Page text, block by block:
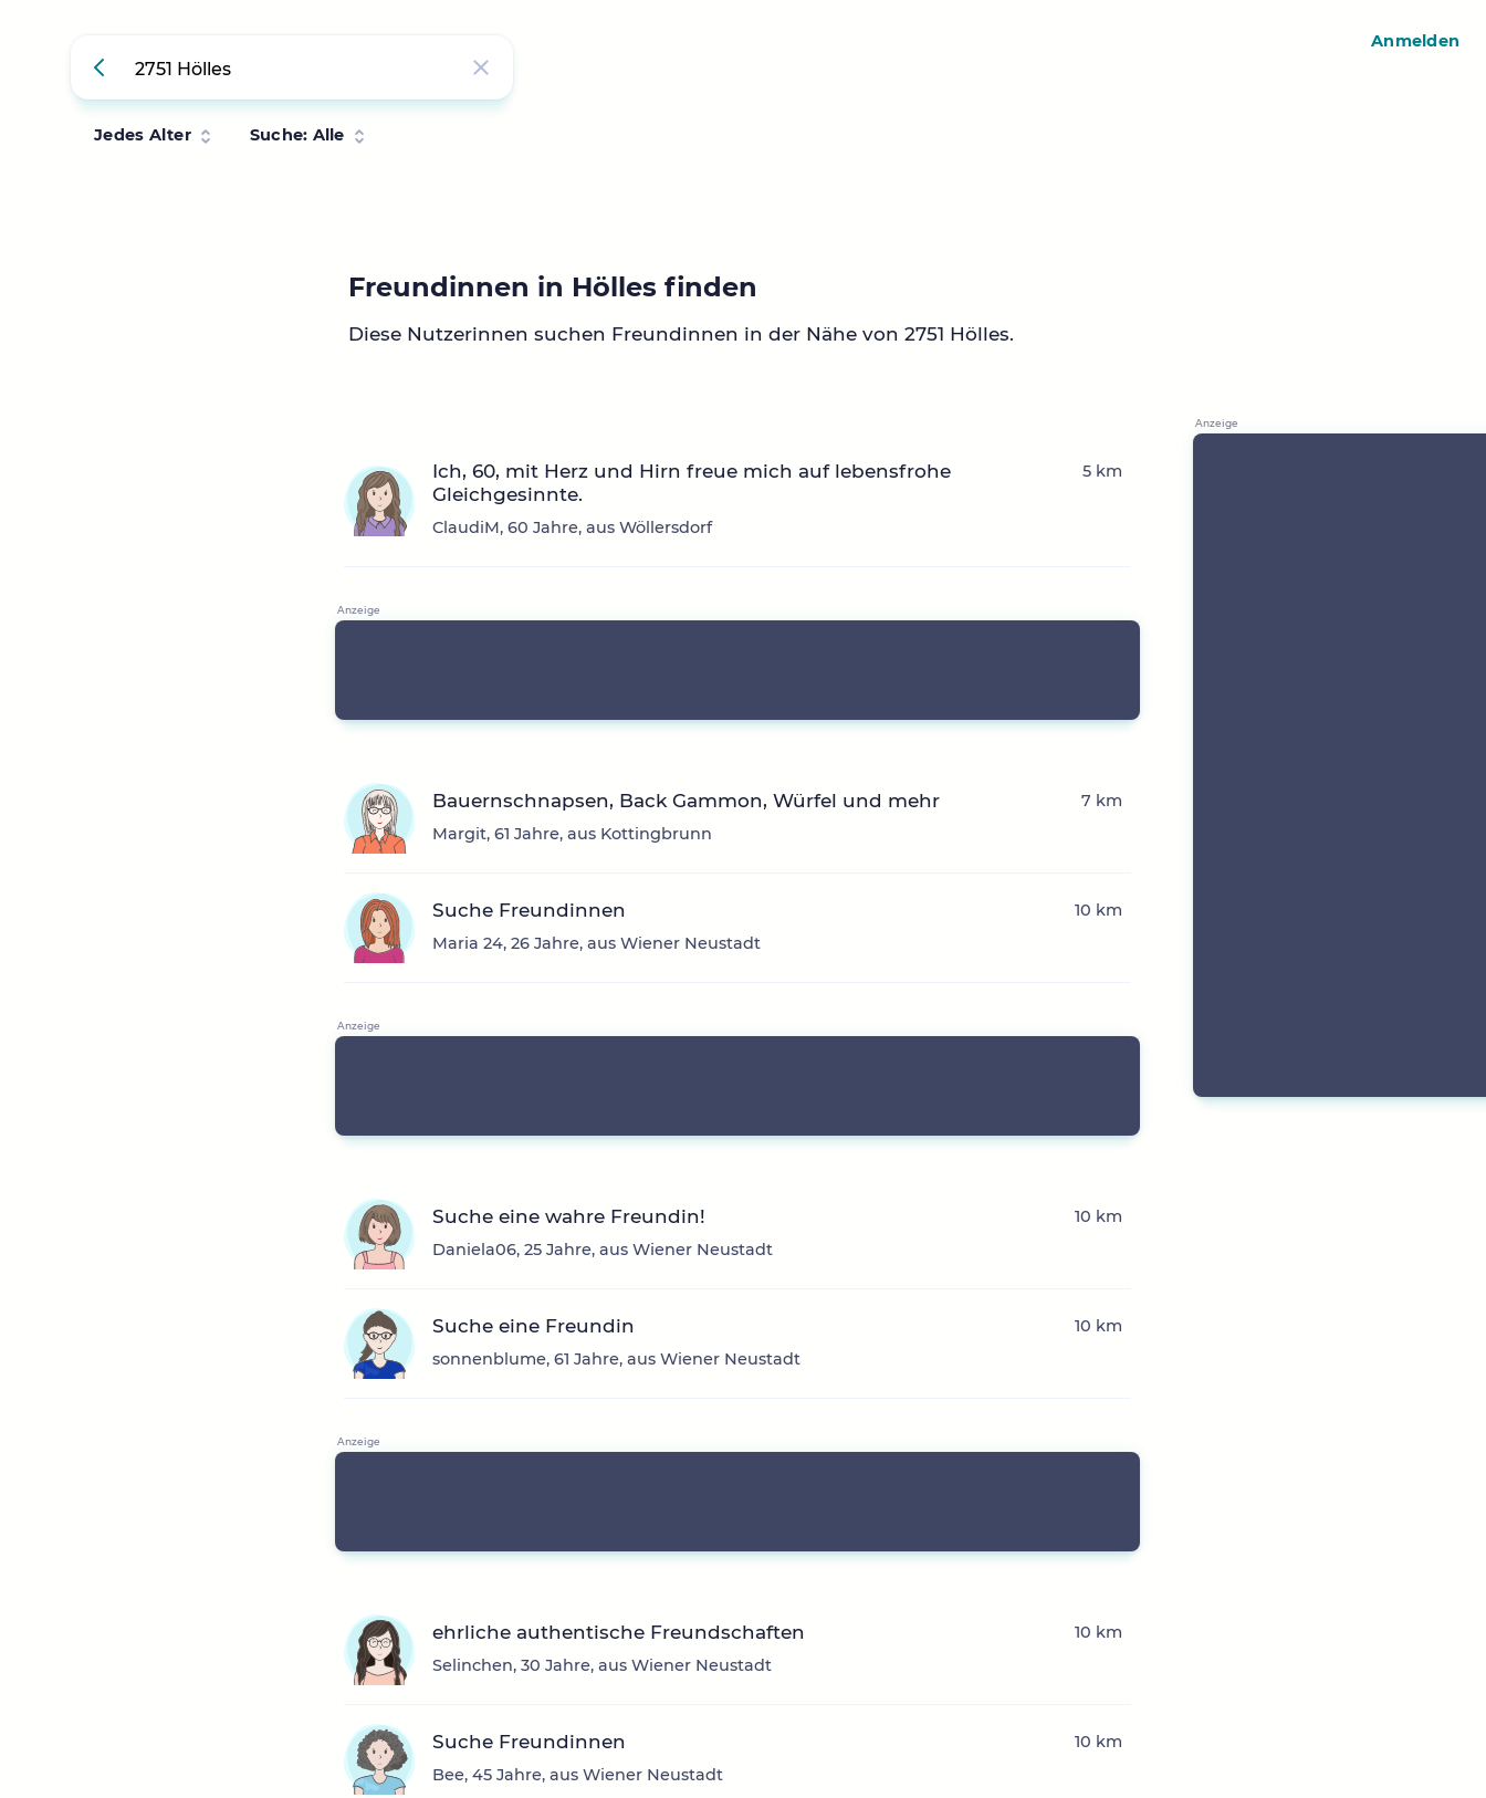
Jedes Alter Suche: Alle
Freundinnen in Hölles finden
Diese Nutzerinnen suchen Freundinnen in der Nähe von 2751 Hölles.
Ich, 60, mit Herz und Hirn freue mich auf lebensfrohe
Gleichgesinnte.
ClaudiM, 60 Jahre, aus Wöllersdorf
5 km
Bauernschnapsen, Back Gammon, Würfel und mehr
Margit, 61 Jahre, aus Kottingbrunn
7 km
Suche Freundinnen
Maria 24, 26 Jahre, aus Wiener Neustadt
10 km
Suche eine wahre Freundin!
Daniela06, 25 Jahre, aus Wiener Neustadt
10 km
Suche eine Freundin
sonnenblume, 61 Jahre, aus Wiener Neustadt
10 km
ehrliche authentische Freundschaften
Selinchen, 30 Jahre, aus Wiener Neustadt
10 km
Suche Freundinnen
Bee, 45 Jahre, aus Wiener Neustadt
10 km
Anmelden